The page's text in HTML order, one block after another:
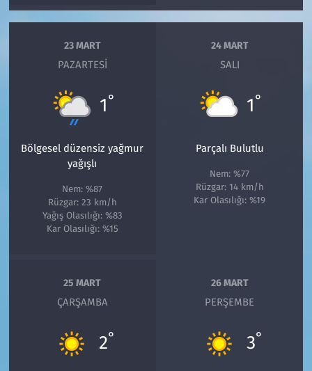
23 MART
PAZARTESI
1°
Bölgesel düzensiz yağmur
yağışlı
Nem: %87
Rüzgar: 23 km/h
Yağış Olasılığı: %83
Kar Olasılığı: %15
24 MART
SALI
1°
Parçalı Bulutlu
Nem: %77
Rüzgar: 14 km/h
Kar Olasılığı: %19
25 MART
ÇARŞAMBA
2°
26 MART
PERŞEMBE
3°